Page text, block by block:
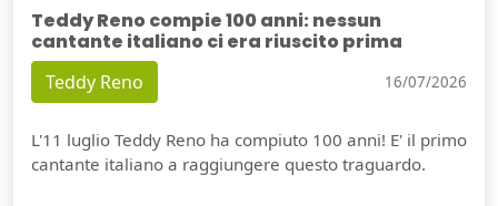
Teddy Reno compie 100 anni: nessun
cantante italiano ci era riuscito prima
Teddy Reno 16/07/2026
L'11 luglio Teddy Reno ha compiuto 100 anni! E' il primo
cantante italiano a raggiungere questo traguardo.